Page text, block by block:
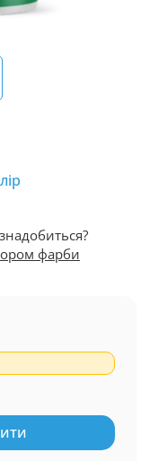
фарби